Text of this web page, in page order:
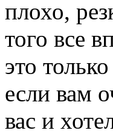
плохо,
того все
это
если вам
вас и